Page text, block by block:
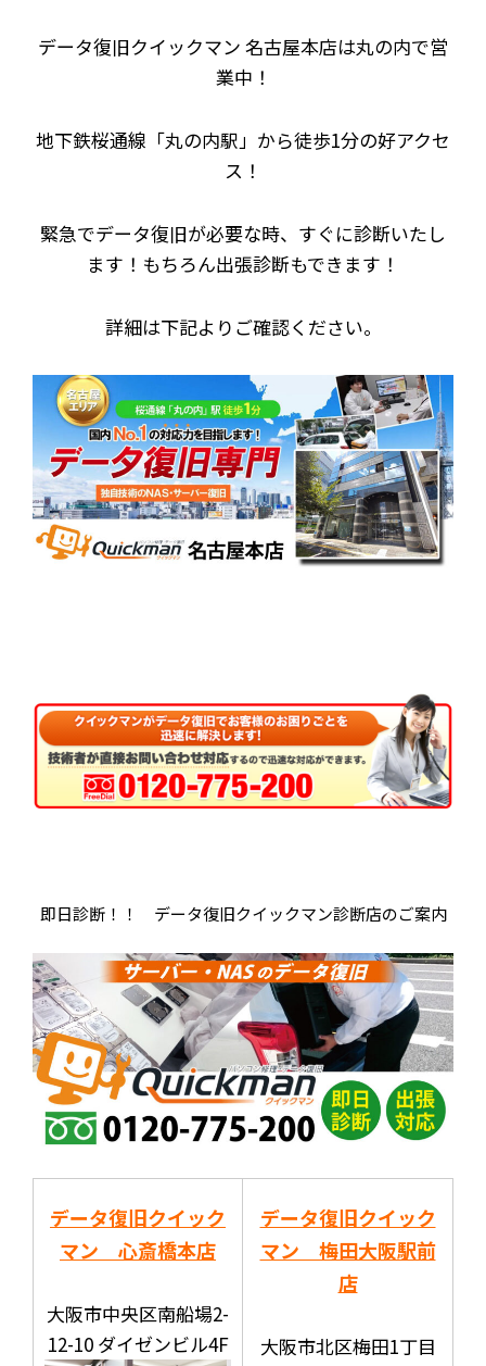
データ復旧クイックマン 名古屋本店は丸の内で営
業中！
地下鉄桜通線「丸の内駅」から徒歩1分の好アクセ
ス！
緊急でデータ復旧が必要な時、すぐに診断いたし
ます！もちろん出張診断もできます！
詳細は下記よりご確認ください。
即日診断！！ データ復旧クイックマン診断店のご案内
データ復旧クイック
マン 心斎橋本店
大阪市中央区南船場2-
12-10 ダイゼンビル4F
データ復旧クイック
マン 梅田大阪駅前
店
大阪市北区梅田1丁目